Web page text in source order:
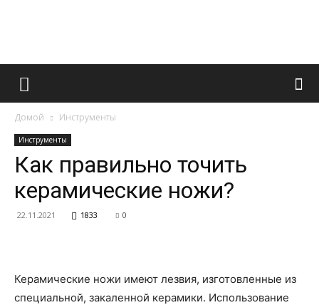
Французский
и
Домой Инструменты
Инструменты
Как правильно точить
керамические ножи?
22.11.2021 1833 0
Керамические ножи имеют лезвия, изготовленные из
специальной, закаленной керамики. Использование